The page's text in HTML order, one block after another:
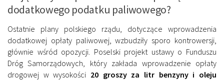
dodatkowego podatku paliwowego?
Ostatnie plany polskiego rządu, dotyczące wprowadzenia
dodatkowej opłaty paliwowej, wzbudziły sporo kontrowersji,
głównie wśród opozycji. Poselski projekt ustawy o Funduszu
Dróg Samorządowych, który zakłada wprowadzenie opłaty
drogowej w wysokości 20 groszy za litr benzyny i oleju